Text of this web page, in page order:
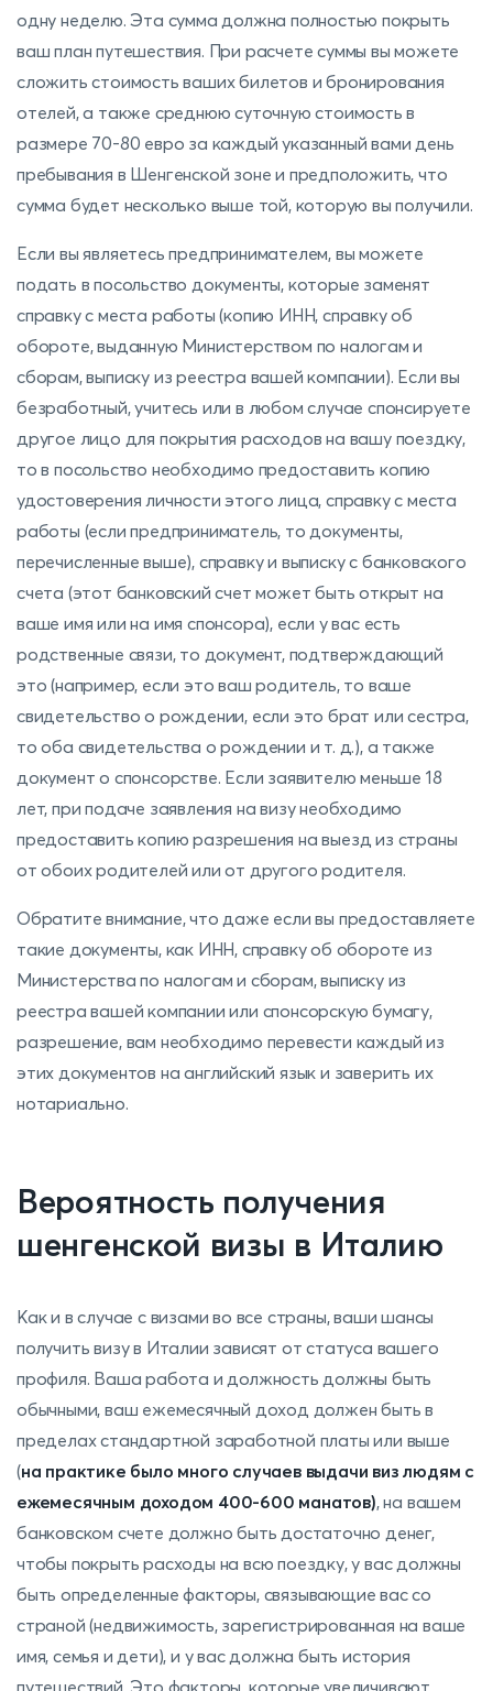
одну неделю. Эта сумма должна полностью покрыть
ваш план путешествия. При расчете суммы вы можете
сложить стоимость ваших билетов и бронирования
отелей, а также среднюю суточную стоимость в
размере 70-80 евро за каждый указанный вами день
пребывания в Шенгенской зоне и предположить, что
сумма будет несколько выше той, которую вы получили.
Если вы являетесь предпринимателем, вы можете
подать в посольство документы, которые заменят
справку с места работы (копию ИНН, справку об
обороте, выданную Министерством по налогам и
сборам, выписку из реестра вашей компании). Если вы
безработный, учитесь или в любом случае спонсируете
другое лицо для покрытия расходов на вашу поездку,
то в посольство необходимо предоставить копию
удостоверения личности этого лица, справку с места
работы (если предприниматель, то документы,
перечисленные выше), справку и выписку с банковского
счета (этот банковский счет может быть открыт на
ваше имя или на имя спонсора), если у вас есть
родственные связи, то документ, подтверждающий
это (например, если это ваш родитель, то ваше
свидетельство о рождении, если это брат или сестра,
то оба свидетельства о рождении и т. д.), а также
документ о спонсорстве. Если заявителю меньше 18
лет, при подаче заявления на визу необходимо
предоставить копию разрешения на выезд из страны
от обоих родителей или от другого родителя.
Обратите внимание, что даже если вы предоставляете
такие документы, как ИНН, справку об обороте из
Министерства по налогам и сборам, выписку из
реестра вашей компании или спонсорскую бумагу,
разрешение, вам необходимо перевести каждый из
этих документов на английский язык и заверить их
нотариально.
Вероятность получения
шенгенской визы в Италию
Как и в случае с визами во все страны, ваши шансы
получить визу в Италии зависят от статуса вашего
профиля. Ваша работа и должность должны быть
обычными, ваш ежемесячный доход должен быть в
пределах стандартной заработной платы или выше
(на практике было много случаев выдачи виз людям с
ежемесячным доходом 400-600 манатов), на вашем
банковском счете должно быть достаточно денег,
чтобы покрыть расходы на всю поездку, у вас должны
быть определенные факторы, связывающие вас со
страной (недвижимость, зарегистрированная на ваше
имя, семья и дети), и у вас должна быть история
путешествий. Это факторы, которые увеличивают